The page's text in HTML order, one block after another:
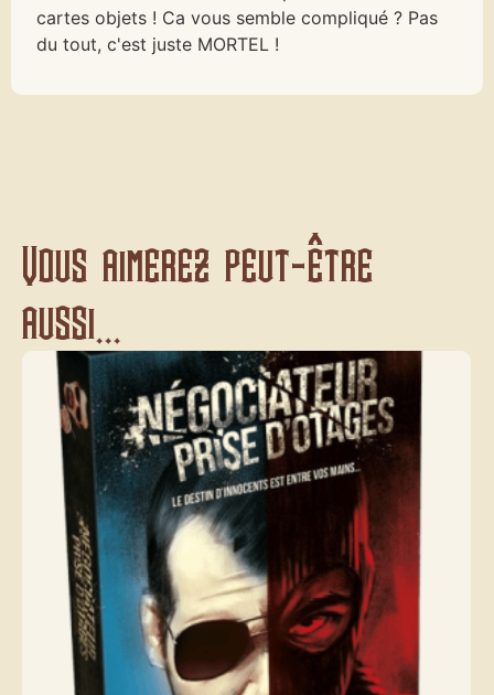
cartes objets ! Ca vous semble compliqué ? Pas
du tout, c'est juste MORTEL !
Vous aimerez peut-être
aussi...